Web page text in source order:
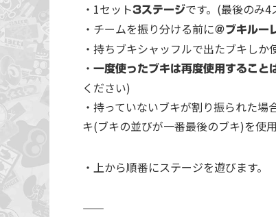
・1セット3ステージです。(最後のみ4
・チームを振り分ける前に＠ブキルー
・持ちブキシャッフルで出たブキしか
・ 一度使ったブキは再度使用すること
ください)
・持っていないブキが割り振られた
キ(ブキの並びが一番最後のブキ)を使
・上から順番にステージを遊びます。
——